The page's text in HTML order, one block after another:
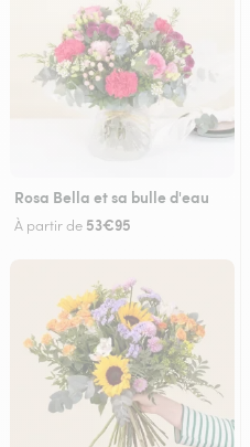
Rosa Bella et sa bulle d'eau
À partir de 53€95